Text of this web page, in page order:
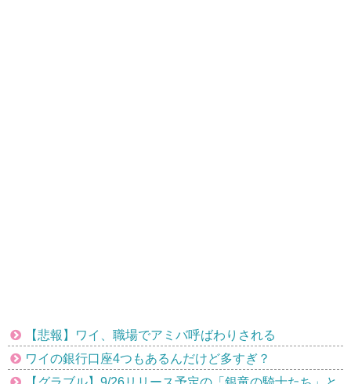
【悲報】ワイ、職場でアミバ呼ばわりされる
ワイの銀行口座4つもあるんだけど多すぎ？